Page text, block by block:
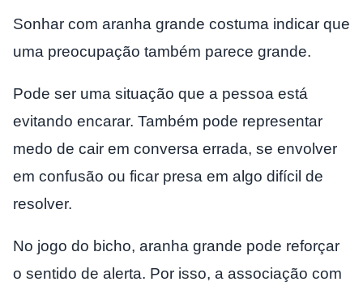
Sonhar com aranha grande costuma indicar que
uma preocupação também parece grande.
Pode ser uma situação que a pessoa está
evitando encarar. Também pode representar
medo de cair em conversa errada, se envolver
em confusão ou ficar presa em algo difícil de
resolver.
No jogo do bicho, aranha grande pode reforçar
o sentido de alerta. Por isso, a associação com